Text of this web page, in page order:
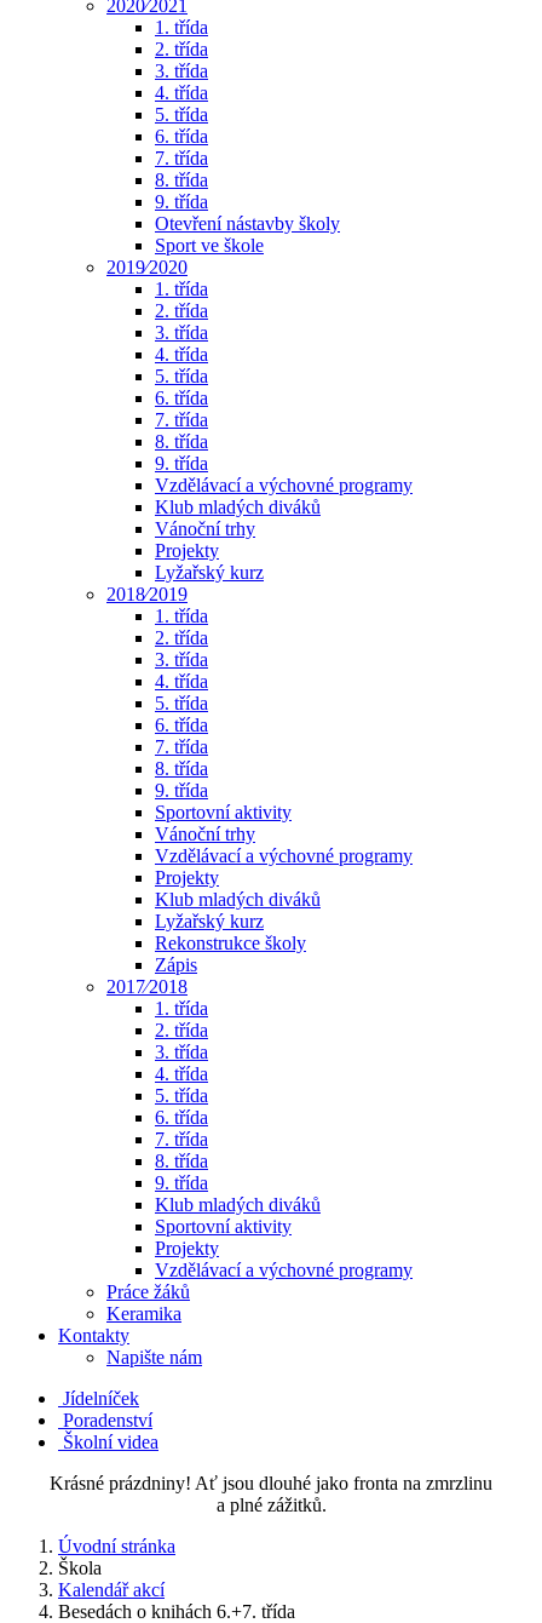
2020⁄2021
1. třída
2. třída
3. třída
4. třída
5. třída
6. třída
7. třída
8. třída
9. třída
Otevření nástavby školy
Sport ve škole
2019⁄2020
1. třída
2. třída
3. třída
4. třída
5. třída
6. třída
7. třída
8. třída
9. třída
Vzdělávací a výchovné programy
Klub mladých diváků
Vánoční trhy
Projekty
Lyžařský kurz
2018⁄2019
1. třída
2. třída
3. třída
4. třída
5. třída
6. třída
7. třída
8. třída
9. třída
Sportovní aktivity
Vánoční trhy
Vzdělávací a výchovné programy
Projekty
Klub mladých diváků
Lyžařský kurz
Rekonstrukce školy
Zápis
2017⁄2018
1. třída
2. třída
3. třída
4. třída
5. třída
6. třída
7. třída
8. třída
9. třída
Klub mladých diváků
Sportovní aktivity
Projekty
Vzdělávací a výchovné programy
Práce žáků
Keramika
Kontakty
Napište nám
Jídelníček
Poradenství
Školní videa
Krásné prázdniny! Ať jsou dlouhé jako fronta na zmrzlinu
a plné zážitků.
Úvodní stránka
Škola
Kalendář akcí
Besedách o knihách 6.+7. třída